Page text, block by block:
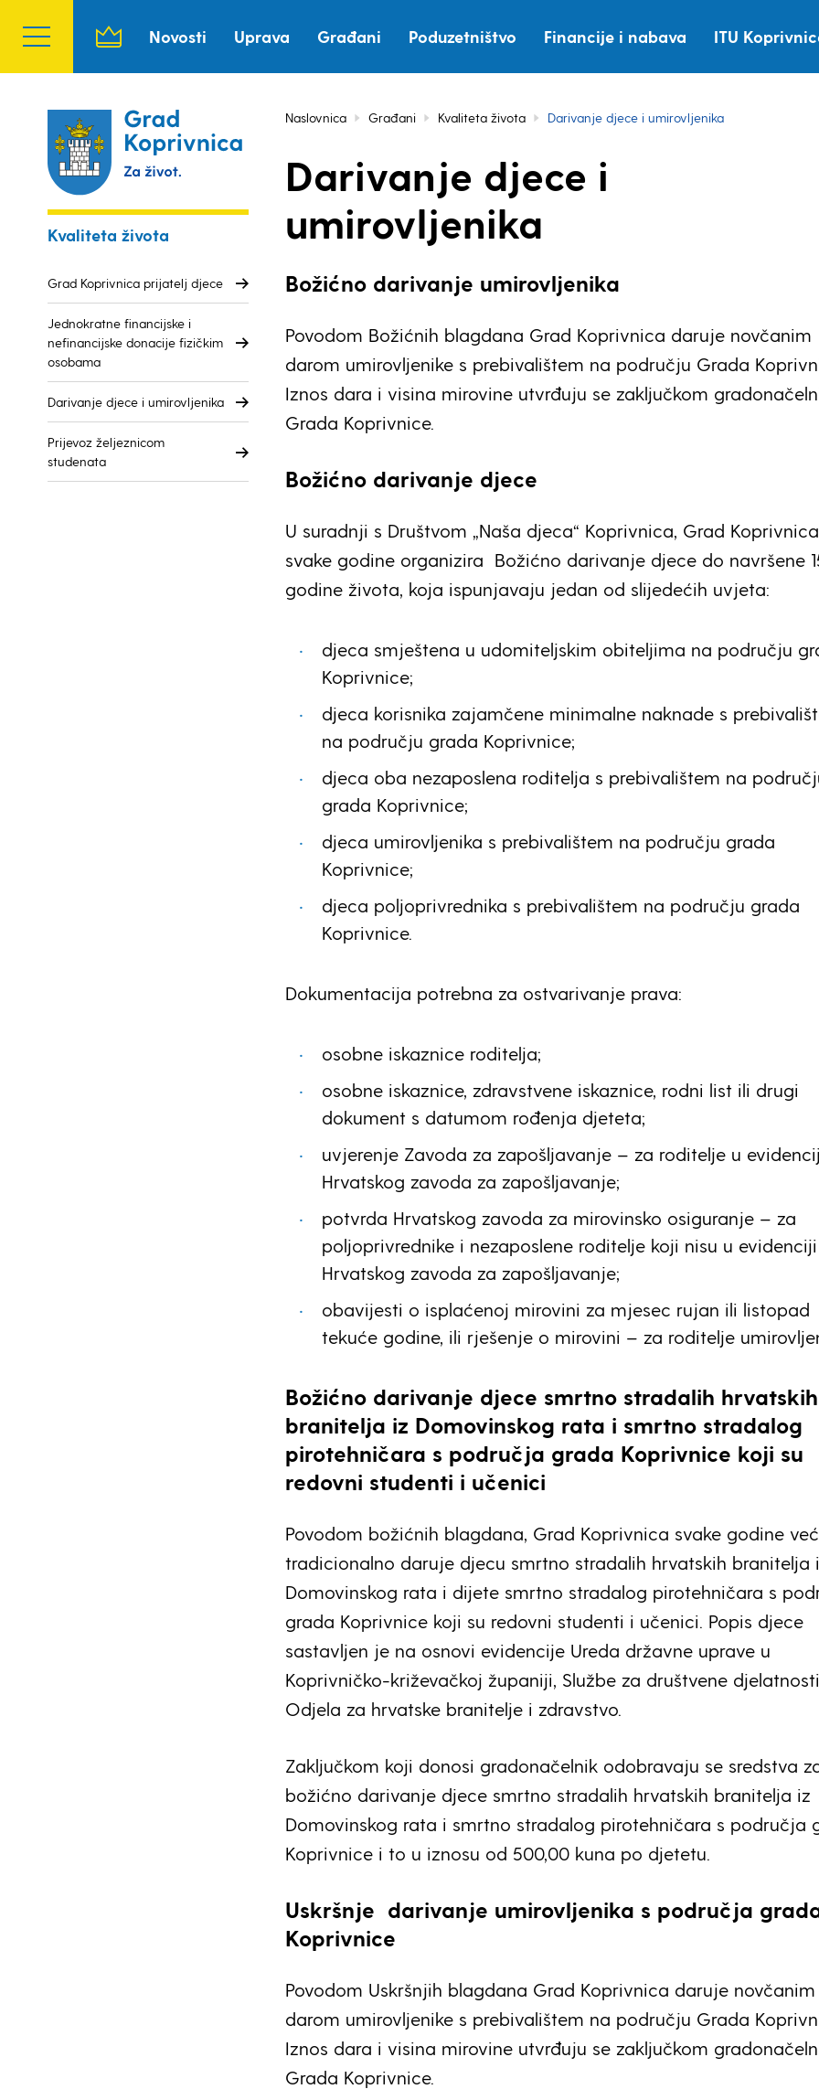
Novosti Uprava Građani Poduzetništvo Financije i nabava ITU
Kvaliteta života
Grad Koprivnica prijatelj djece
Jednokratne financijske i
nefinancijske donacije fizičkim
osobama
Darivanje djece i umirovljenika
Prijevoz željeznicom
studenata
Naslovnica Građani Kvaliteta života Darivanje djece i umirovljenika
Darivanje djece i
umirovljenika
Božićno darivanje umirovljenika
Povodom Božićnih blagdana Grad Koprivnica daruje novčanim
darom umirovljenike s prebivalištem na području Grada
Iznos dara i visina mirovine utvrđuju se zaključkom
Grada Koprivnice.
Božićno darivanje djece
U suradnji s Društvom „Naša djeca“ Koprivnica, Grad Koprivnica
svake godine organizira Božićno darivanje djece do navršene
godine života, koja ispunjavaju jedan od slijedećih uvjeta:
djeca smještena u udomiteljskim obiteljima na području
Koprivnice;
djeca korisnika zajamčene minimalne naknade s
na području grada Koprivnice;
djeca oba nezaposlena roditelja s prebivalištem na
grada Koprivnice;
djeca umirovljenika s prebivalištem na području grada
Koprivnice;
djeca poljoprivrednika s prebivalištem na području grada
Koprivnice.
Dokumentacija potrebna za ostvarivanje prava:
osobne iskaznice roditelja;
osobne iskaznice, zdravstvene iskaznice, rodni list ili drugi
dokument s datumom rođenja djeteta;
uvjerenje Zavoda za zapošljavanje – za roditelje u
Hrvatskog zavoda za zapošljavanje;
potvrda Hrvatskog zavoda za mirovinsko osiguranje – za
poljoprivrednike i nezaposlene roditelje koji nisu u evidenciji
Hrvatskog zavoda za zapošljavanje;
obavijesti o isplaćenoj mirovini za mjesec rujan ili listopad
tekuće godine, ili rješenje o mirovini – za roditelje
Božićno darivanje djece smrtno stradalih hrvatskih
branitelja iz Domovinskog rata i smrtno stradalog
pirotehničara s područja grada Koprivnice koji su
redovni studenti i učenici
Povodom božićnih blagdana, Grad Koprivnica svake godine već
tradicionalno daruje djecu smrtno stradalih hrvatskih branitelja
Domovinskog rata i dijete smrtno stradalog pirotehničara s
grada Koprivnice koji su redovni studenti i učenici. Popis djece
sastavljen je na osnovi evidencije Ureda državne uprave u
Koprivničko-križevačkoj županiji, Službe za društvene
Odjela za hrvatske branitelje i zdravstvo.
Zaključkom koji donosi gradonačelnik odobravaju se sredstva
božićno darivanje djece smrtno stradalih hrvatskih branitelja iz
Domovinskog rata i smrtno stradalog pirotehničara s područja
Koprivnice i to u iznosu od 500,00 kuna po djetetu.
Uskršnje darivanje umirovljenika s područja
Koprivnice
Povodom Uskršnjih blagdana Grad Koprivnica daruje novčanim
darom umirovljenike s prebivalištem na području Grada
Iznos dara i visina mirovine utvrđuju se zaključkom
Grada Koprivnice.